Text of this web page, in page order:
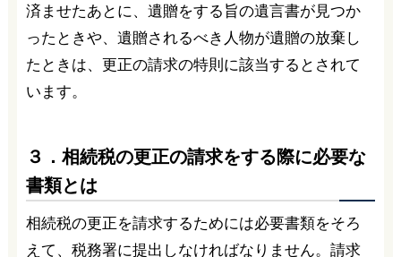
済ませたあとに、遺贈をする旨の遺言書が見つか
ったときや、遺贈されるべき人物が遺贈の放棄し
たときは、更正の請求の特則に該当するとされて
います。
３．相続税の更正の請求をする際に必要な
書類とは
相続税の更正を請求するためには必要書類をそろ
えて、税務署に提出しなければなりません。請求